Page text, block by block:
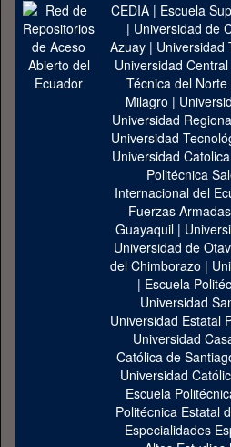
CEDIA| Escuela
| Universidad de
Azuay| Universidad
Universidad
Técnica del Norte
Milagro |
Universidad
Universidad
Universidad
Politécnica
Internacional del
Fuerzas
Guayaquil|
Universidad de
del Chimborazo |
| Escuela
Universidad
Universidad Estatal
Universidad
Católica de
Universidad
Escuela
Politécnica Estatal
Especialidades